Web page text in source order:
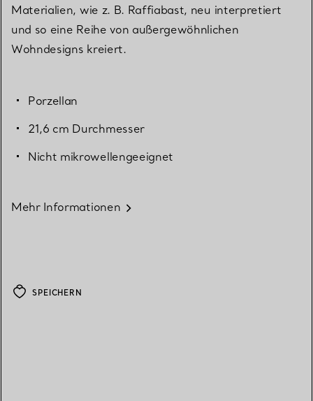
Materialien, wie z. B. Raffiabast, neu interpretiert
und so eine Reihe von außergewöhnlichen
Wohndesigns kreiert.
Porzellan
21,6 cm Durchmesser
Nicht mikrowellengeeignet
Mehr Informationen
SPEICHERN